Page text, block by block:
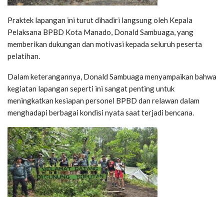
Praktek lapangan ini turut dihadiri langsung oleh Kepala
Pelaksana BPBD Kota Manado, Donald Sambuaga, yang
memberikan dukungan dan motivasi kepada seluruh peserta
pelatihan.
Dalam keterangannya, Donald Sambuaga menyampaikan bahwa
kegiatan lapangan seperti ini sangat penting untuk
meningkatkan kesiapan personel BPBD dan relawan dalam
menghadapi berbagai kondisi nyata saat terjadi bencana.